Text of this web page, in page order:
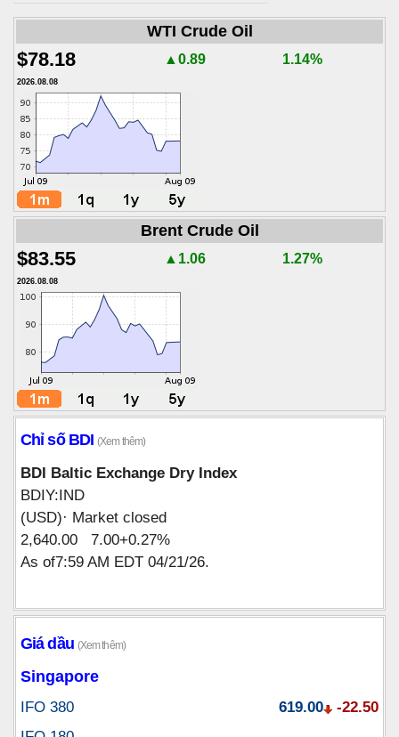
WTI Crude Oil
$78.18 ▲0.89 1.14%
2026.08.08
Brent Crude Oil
$83.55 ▲1.06 1.27%
2026.08.08
Chỉ số BDI(Xem thêm)
BDI Baltic Exchange Dry Index
BDIY:IND
(USD)· Market closed
2,640.00 7.00+0.27%
As of7:59 AM EDT 04/21/26.
Giá dầu (Xem thêm)
Singapore
IFO 380 619.00
-22.50